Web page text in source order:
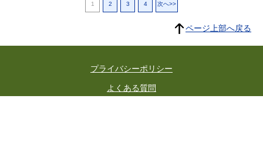
1 2 3 4 次へ>>
ページ上部へ戻る
プライバシーポリシー
よくある質問